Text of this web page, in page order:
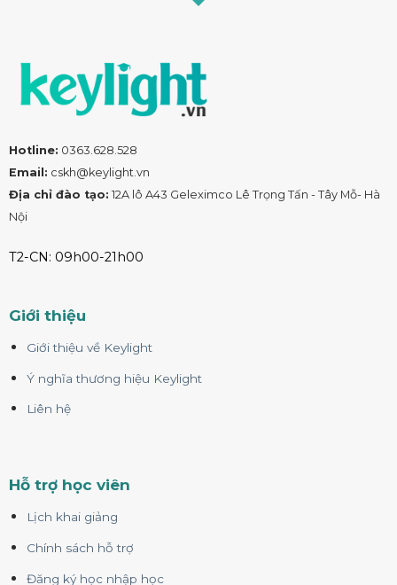
Hotline: 0363.628.528
Email: cskh@keylight.vn
Địa chỉ đào tạo: 12A lô A43 Geleximco Lê Trọng Tấn - Tây Mỗ- Hà
Nội
T2-CN: 09h00-21h00
Giới thiệu
Giới thiệu về Keylight
Ý nghĩa thương hiệu Keylight
Liên hệ
Hỗ trợ học viên
Lịch khai giảng
Chính sách hỗ trợ
Đăng ký học nhập học